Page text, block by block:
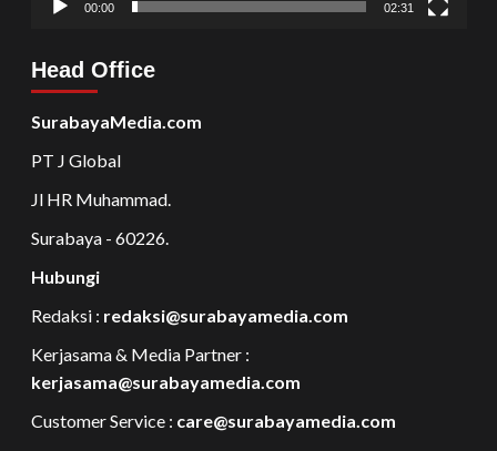
00:00 02:31
Head Office
SurabayaMedia.com
PT J Global
Jl HR Muhammad.
Surabaya - 60226.
Hubungi
Redaksi : redaksi@surabayamedia.com
Kerjasama & Media Partner :
kerjasama@surabayamedia.com
Customer Service : care@surabayamedia.com